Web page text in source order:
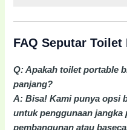
FAQ Seputar Toilet
Q: Apakah toilet portable
panjang?
A: Bisa! Kami punya opsi
untuk penggunaan
pembangunan atau